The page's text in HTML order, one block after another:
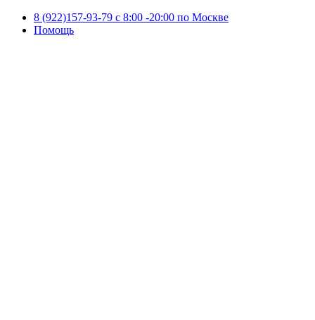
8 (922)157-93-79 c 8:00 -20:00 по Москве
Помощь